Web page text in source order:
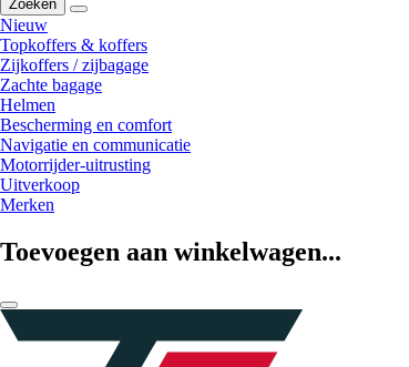
Zoeken
Nieuw
Topkoffers & koffers
Zijkoffers / zijbagage
Zachte bagage
Helmen
Bescherming en comfort
Navigatie en communicatie
Motorrijder-uitrusting
Uitverkoop
Merken
Toevoegen aan winkelwagen...